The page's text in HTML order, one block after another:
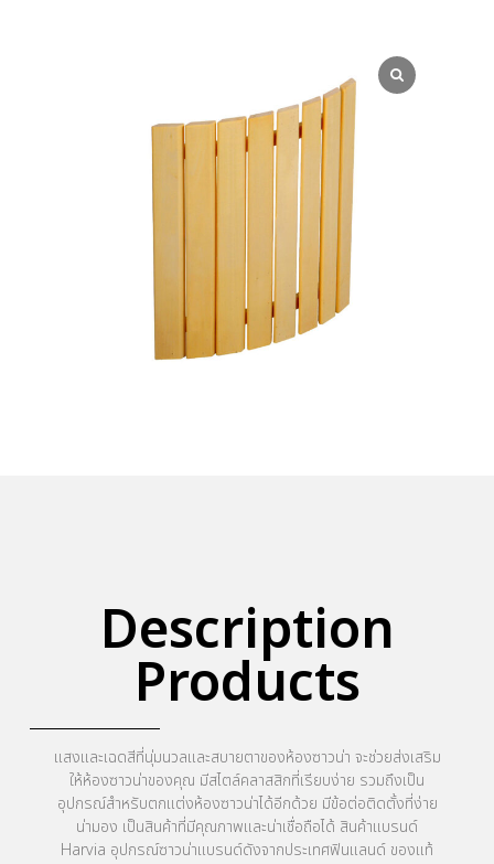
Description
Products
แสงและเฉดสีที่นุ่มนวลและสบายตาของห้องซาวน่า จะช่วยส่งเสริม
ให้ห้องซาวน่าของคุณ มีสไตล์คลาสสิกที่เรียบง่าย รวมถึงเป็น
อุปกรณ์สำหรับตกแต่งห้องซาวน่าได้อีกด้วย มีข้อต่อติดตั้งที่ง่าย
น่ามอง เป็นสินค้าที่มีคุณภาพและน่าเชื่อถือได้ สินค้าแบรนด์
Harvia อุปกรณ์ซาวน่าแบรนด์ดังจากประเทศฟินแลนด์ ของแท้